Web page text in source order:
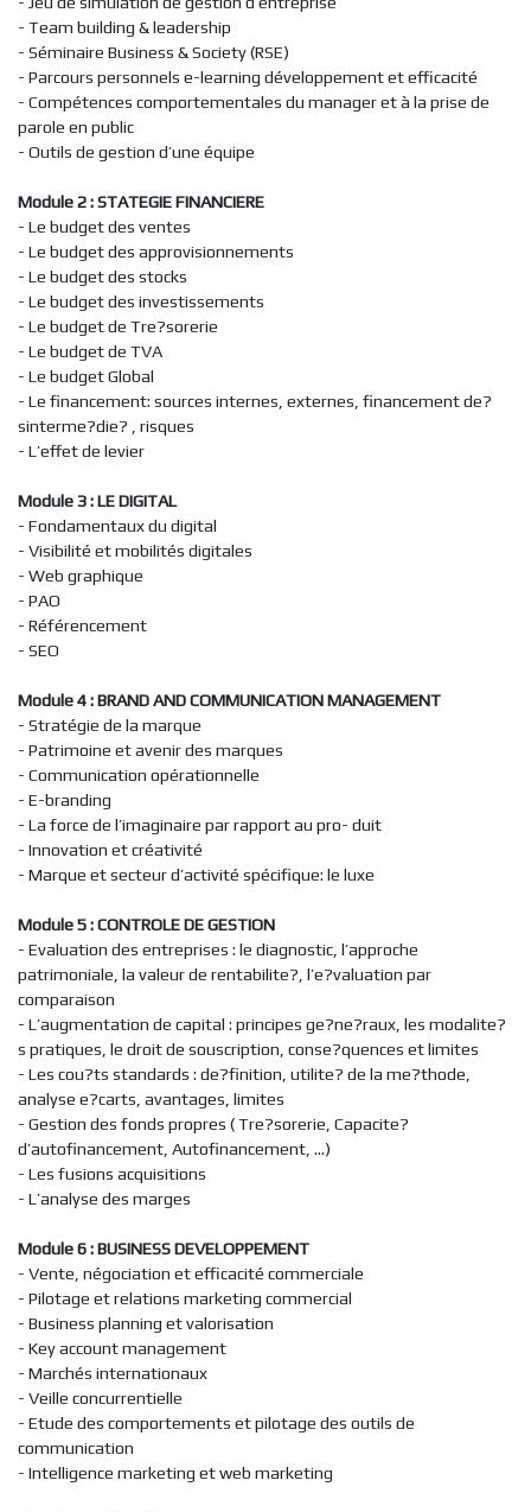
- Team building & leadership
- Séminaire Business & Society (RSE)
- Parcours personnels e-learning développement et efficacité
- Compétences comportementales du manager et à la prise de
parole en public
- Outils de gestion d’une équipe
Module 2 : STATEGIE FINANCIERE
- Le budget des ventes
- Le budget des approvisionnements
- Le budget des stocks
- Le budget des investissements
- Le budget de Tre?sorerie
- Le budget de TVA
- Le budget Global
- Le financement: sources internes, externes, financement de?
sinterme?die? , risques
- L’effet de levier
Module 3 : LE DIGITAL
- Fondamentaux du digital
- Visibilité et mobilités digitales
- Web graphique
- PAO
- Référencement
- SEO
Module 4 : BRAND AND COMMUNICATION MANAGEMENT
- Stratégie de la marque
- Patrimoine et avenir des marques
- Communication opérationnelle
- E-branding
- La force de l’imaginaire par rapport au pro- duit
- Innovation et créativité
- Marque et secteur d’activité spécifique: le luxe
Module 5 : CONTROLE DE GESTION
- Evaluation des entreprises : le diagnostic, l’approche
patrimoniale, la valeur de rentabilite?, l’e?valuation par
comparaison
- L’augmentation de capital : principes ge?ne?raux, les modalite?
s pratiques, le droit de souscription, conse?quences et limites
- Les cou?ts standards : de?finition, utilite? de la me?thode,
analyse e?carts, avantages, limites
- Gestion des fonds propres ( Tre?sorerie, Capacite?
d’autofinancement, Autofinancement, ...)
- Les fusions acquisitions
- L’analyse des marges
Module 6 : BUSINESS DEVELOPPEMENT
- Vente, négociation et efficacité commerciale
- Pilotage et relations marketing commercial
- Business planning et valorisation
- Key account management
- Marchés internationaux
- Veille concurrentielle
- Etude des comportements et pilotage des outils de
communication
- Intelligence marketing et web marketing